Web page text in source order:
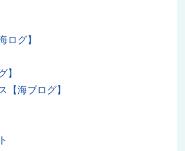
ログ】
】
【海ブログ】